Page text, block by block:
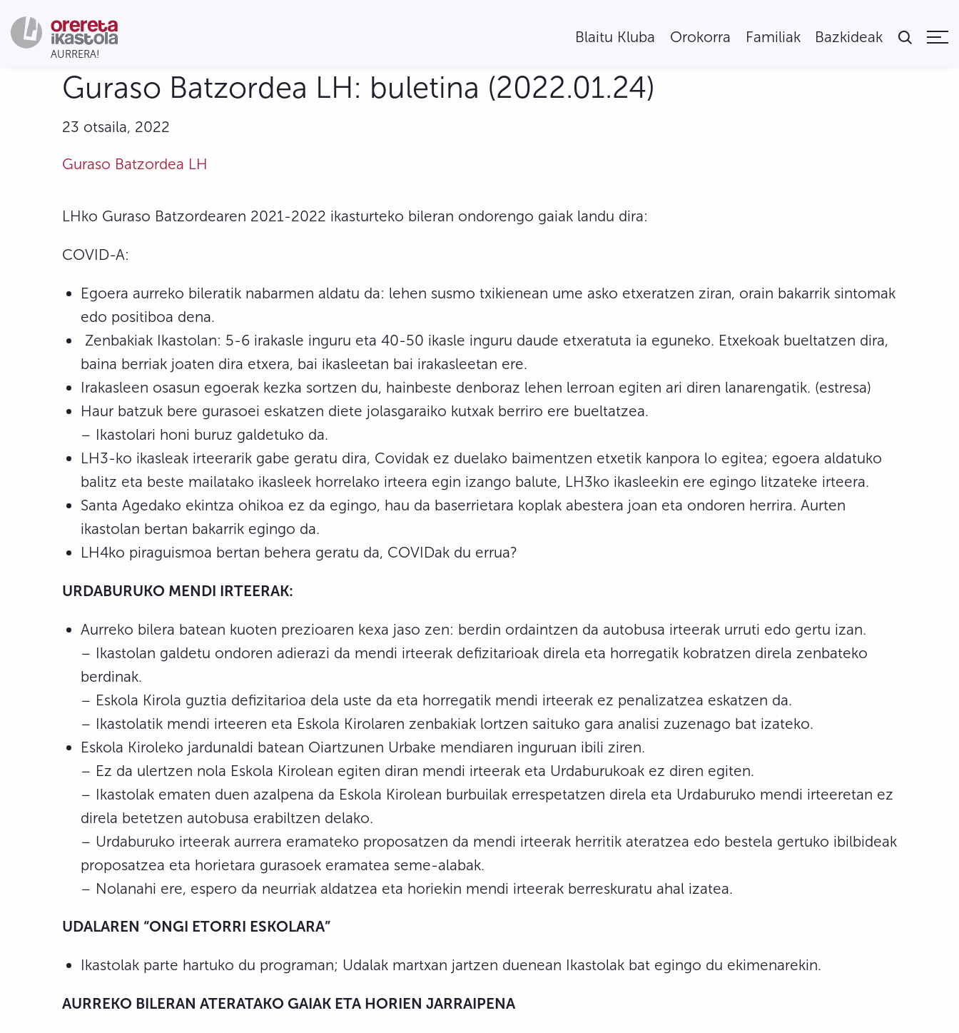
Blaitu Kluba Orokorra Familiak Bazkideak
Guraso Batzordea LH: buletina (2022.01.24)
23 otsaila, 2022
Guraso Batzordea LH
LHko Guraso Batzordearen 2021-2022 ikasturteko bileran ondorengo gaiak landu dira:
COVID-A:
Egoera aurreko bileratik nabarmen aldatu da: lehen susmo txikienean ume asko etxeratzen ziran, orain bakarrik sintomak
edo positiboa dena.
Zenbakiak Ikastolan: 5-6 irakasle inguru eta 40-50 ikasle inguru daude etxeratuta ia eguneko. Etxekoak bueltatzen dira,
baina berriak joaten dira etxera, bai ikasleetan bai irakasleetan ere.
Irakasleen osasun egoerak kezka sortzen du, hainbeste denboraz lehen lerroan egiten ari diren lanarengatik. (estresa)
Haur batzuk bere gurasoei eskatzen diete jolasgaraiko kutxak berriro ere bueltatzea.
– Ikastolari honi buruz galdetuko da.
LH3-ko ikasleak irteerarik gabe geratu dira, Covidak ez duelako baimentzen etxetik kanpora lo egitea; egoera aldatuko
balitz eta beste mailatako ikasleek horrelako irteera egin izango balute, LH3ko ikasleekin ere egingo litzateke irteera.
Santa Agedako ekintza ohikoa ez da egingo, hau da baserrietara koplak abestera joan eta ondoren herrira. Aurten
ikastolan bertan bakarrik egingo da.
LH4ko piraguismoa bertan behera geratu da, COVIDak du errua?
URDABURUKO MENDI IRTEERAK:
Aurreko bilera batean kuoten prezioaren kexa jaso zen: berdin ordaintzen da autobusa irteerak urruti edo gertu izan.
– Ikastolan galdetu ondoren adierazi da mendi irteerak defizitarioak direla eta horregatik kobratzen direla zenbateko
berdinak.
– Eskola Kirola guztia defizitarioa dela uste da eta horregatik mendi irteerak ez penalizatzea eskatzen da.
– Ikastolatik mendi irteeren eta Eskola Kirolaren zenbakiak lortzen saituko gara analisi zuzenago bat izateko.
Eskola Kiroleko jardunaldi batean Oiartzunen Urbake mendiaren inguruan ibili ziren.
– Ez da ulertzen nola Eskola Kirolean egiten diran mendi irteerak eta Urdaburukoak ez diren egiten.
– Ikastolak ematen duen azalpena da Eskola Kirolean burbuilak errespetatzen direla eta Urdaburuko mendi irteeretan ez
direla betetzen autobusa erabiltzen delako.
– Urdaburuko irteerak aurrera eramateko proposatzen da mendi irteerak herritik ateratzea edo bestela gertuko ibilbideak
proposatzea eta horietara gurasoek eramatea seme-alabak.
– Nolanahi ere, espero da neurriak aldatzea eta horiekin mendi irteerak berreskuratu ahal izatea.
UDALAREN “ONGI ETORRI ESKOLARA”
Ikastolak parte hartuko du programan; Udalak martxan jartzen duenean Ikastolak bat egingo du ekimenarekin.
AURREKO BILERAN ATERATAKO GAIAK ETA HORIEN JARRAIPENA